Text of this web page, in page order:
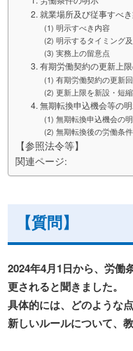
2. 就業場所及び従事すべ
(1) 明示すべき内容
(2) 明示するタイミング
(3) 実務上の留意点
3. 有期労働契約の更新上
(1) 有期労働契約の更新
(2) 更新上限を新設・短
4. 無期転換申込機会等の
(1) 無期転換申込機会の
(2) 無期転換後の労働条
【参照法令等】
関連ページ:
【質問】
2024年4月1日から、労働
更されると聞きました。
具体的には、どのような
新しいルールについて、